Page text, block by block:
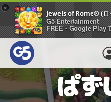
Jewels of Rome® (ロ
G5 Entertainment
FREE - Google Play
+